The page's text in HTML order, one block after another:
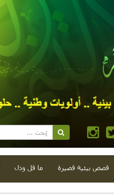
قصص بيئية قصيرة ما قل ودل